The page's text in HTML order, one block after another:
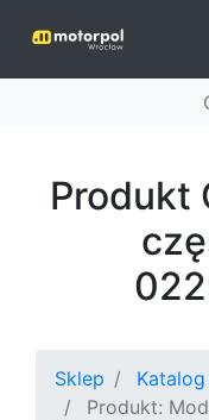
Produkt
Sklep
Produkt: